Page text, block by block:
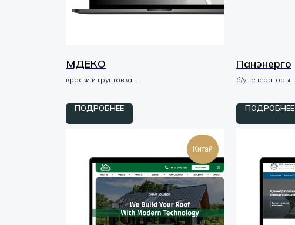
МДЕКО
краски и грунтовка
ПОДРОБНЕЕ
Панэнерго
б/у генераторы
ПОДРОБНЕЕ
Китай